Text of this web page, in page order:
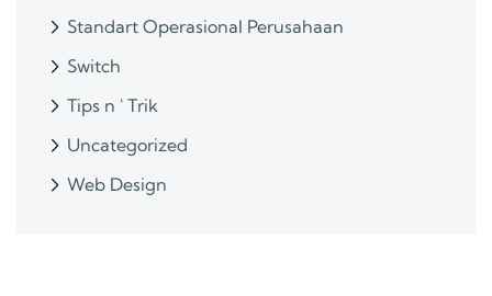
Standart Operasional Perusahaan
Switch
Tips n ' Trik
Uncategorized
Web Design